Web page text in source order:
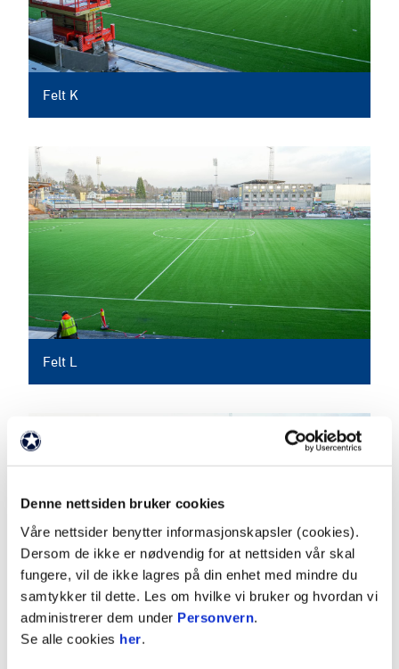
Denne nettsiden bruker cookies
Våre nettsider benytter informasjonskapsler (cookies).
Dersom de ikke er nødvendig for at nettsiden vår skal
fungere, vil de ikke lagres på din enhet med mindre du
samtykker til dette. Les om hvilke vi bruker og hvordan vi
administrerer dem under Personvern.
Se alle cookies her.
Felt K
Felt L
Felt M